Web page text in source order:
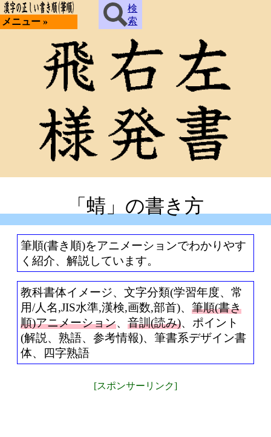
メニュー »
検
索
「蜻」の書き方
筆順(書き順)をアニメーションでわかりやす
く紹介、解説しています。
教科書体イメージ、文字分類(学習年度、常
用/人名,JIS水準,漢検,画数,部首)、 筆順(書き
順)アニメーション、 音訓(読み)、ポイント
(解説、熟語、参考情報)、筆書系デザイン書
体、四字熟語
[スポンサーリンク]